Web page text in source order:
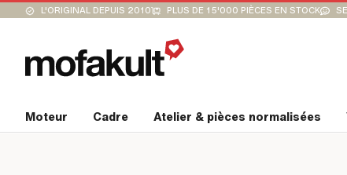
L'ORIGINAL DEPUIS 2010 PLUS DE 15'000 PIÈCES EN STOCK
Moteur Cadre Atelier & pièces normalisées